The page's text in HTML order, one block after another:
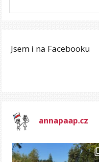
Jsem i na Facebooku
annapaap.cz